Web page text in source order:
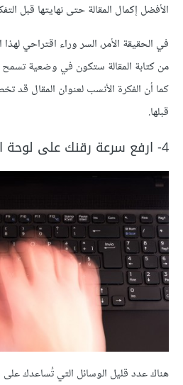
الأفضل إكمال المقالة حتى نهايتها قبل
في الحقيقة الأمر، السر وراء اقتراحي لهذا
من كتابة المقالة ستكون في وضعية تسمح
كما أن الفكرة الأنسب لعنوان المقال قد
قبلها.
4- ارفع سرعة رقنك على لوحة المفاتيح
هناك عدد قليل الوسائل التي تُساعدك على